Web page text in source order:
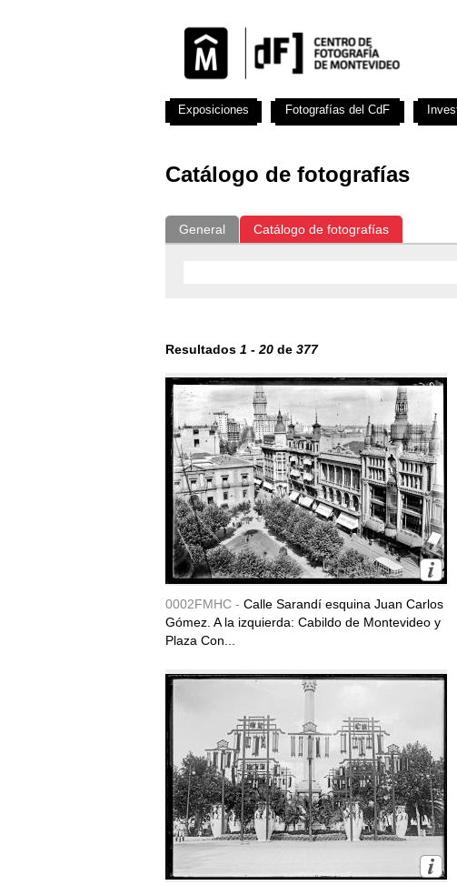
Catálogo de fotografías
General Catálogo de fotografías
Resultados 1 - 20 de 377
0002FMHC - Calle Sarandí esquina Juan Carlos
Gómez. A la izquierda: Cabildo de Montevideo y
Plaza Con...
Exposiciones Fotografías del CdF